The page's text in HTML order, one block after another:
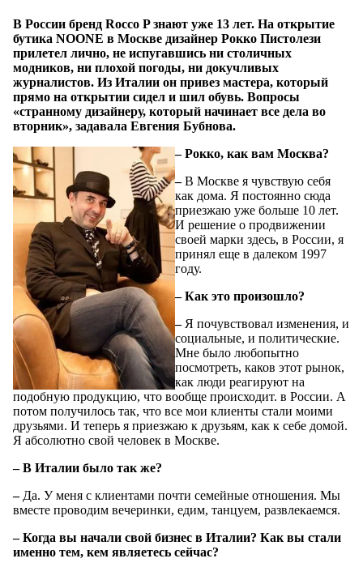
В России бренд Rocco P знают уже 13 лет. На открытие
бутика NOONE в Москве дизайнер Рокко Пистолези
прилетел лично, не испугавшись ни столичных
модников, ни плохой погоды, ни докучливых
журналистов. Из Италии он привез мастера, который
прямо на открытии сидел и шил обувь. Вопросы
«странному дизайнеру, который начинает все дела во
вторник», задавала Евгения Бубнова.
– Рокко, как вам Москва?
–В Москве я чувствую себя
как дома. Я постоянно сюда
приезжаю уже больше 10 лет.
И решение о продвижении
своей марки здесь, в России, я
принял еще в далеком 1997
году.
– Как это произошло?
–Я почувствовал изменения, и
социальные, и политические.
Мне было любопытно
посмотреть, каков этот рынок,
как люди реагируют на
подобную продукцию, что вообще происходит. в России. А
потом получилось так, что все мои клиенты стали моими
друзьями. И теперь я приезжаю к друзьям, как к себе домой.
Я абсолютно свой человек в Москве.
– В Италии было так же?
–Да. У меня с клиентами почти семейные отношения. Мы
вместе проводим вечеринки, едим, танцуем, развлекаемся.
– Когда вы начали свой бизнес в Италии? Как вы стали
именно тем, кем являетесь сейчас?